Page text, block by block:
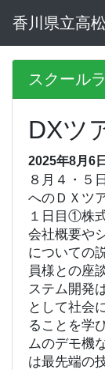
香川県立高
スクール
DXツ
2025年8月6
８月４・５
へのＤＸツ
１日目①株
会社概要や
についての
員様との座
ステム開発
として社会
ることを学
ムのデモ機
は最先端の